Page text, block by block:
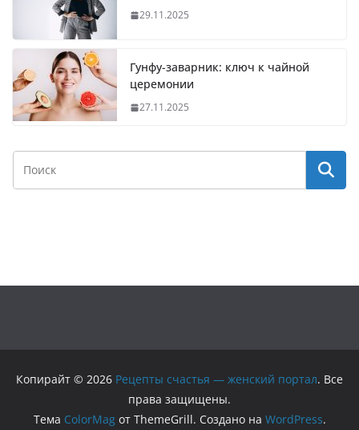
29.11.2025
Гунфу-заварник: ключ к чайной
церемонии
27.11.2025
Копирайт © 2026 Рецепты счастья — женский портал. Все
права защищены.
Тема ColorMagот ThemeGrill. Создано на WordPress.